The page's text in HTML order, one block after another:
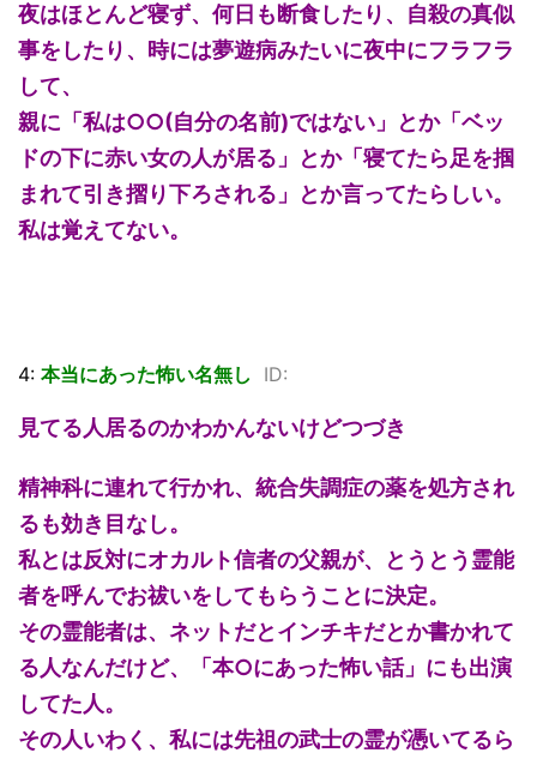
夜はほとんど寝ず、何日も断食したり、自殺の真似
事をしたり、時には夢遊病みたいに夜中にフラフラ
して、
親に「私は○○(自分の名前)ではない」とか「ベッ
ドの下に赤い女の人が居る」とか「寝てたら足を掴
まれて引き摺り下ろされる」とか言ってたらしい。
私は覚えてない。
4: 本当にあった怖い名無し ID:
見てる人居るのかわかんないけどつづき
精神科に連れて行かれ、統合失調症の薬を処方され
るも効き目なし。
私とは反対にオカルト信者の父親が、とうとう霊能
者を呼んでお祓いをしてもらうことに決定。
その霊能者は、ネットだとインチキだとか書かれて
る人なんだけど、「本○にあった怖い話」にも出演
してた人。
その人いわく、私には先祖の武士の霊が憑いてるら